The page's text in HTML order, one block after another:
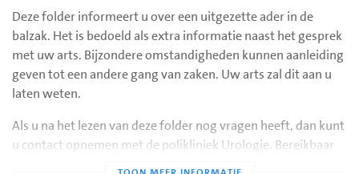
U mag de dag erna weer kort douchen en de wonden
droogdeppen.
U kunt vaak na 7 dagen weer zwemmen en baden.
De eerste week na de operatie is het verstandig om rustig
Vaak is er na de operatie een zwelling rondom de zaadbal,
dit verdwijnt vanzelf maar gaat geleidelijk.
Het wordt afgeraden om de eerste twee weken te fietsen,
Deze folder informeert u over een uitgezette ader in de
balzak. Het is bedoeld als extra informatie naast het gesprek
met uw arts. Bijzondere omstandigheden kunnen aanleiding
geven tot een andere gang van zaken. Uw arts zal dit aan u
laten weten.
Als u na het lezen van deze folder nog vragen heeft, dan kunt
u contact opnemen met de polikliniek Urologie. Bereikbaar